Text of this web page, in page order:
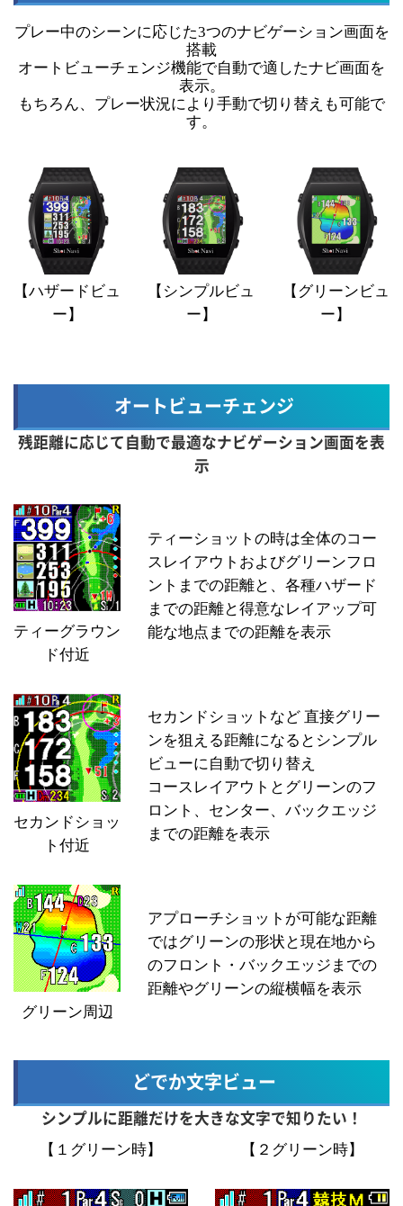
プレー中のシーンに応じた3つのナビゲーション画面を
搭載
オートビューチェンジ機能で自動で適したナビ画面を
表示。
もちろん、プレー状況により手動で切り替えも可能で
す。
【ハザードビュ
ー】
【シンプルビュ
ー】
【グリーンビュ
ー】
オートビューチェンジ
残距離に応じて自動で最適なナビゲーション画面を表
示
ティーグラウン
ド付近
ティーショットの時は全体のコー
スレイアウトおよびグリーンフロ
ントまでの距離と、各種ハザード
までの距離と得意なレイアップ可
能な地点までの距離を表示
セカンドショッ
ト付近
セカンドショットなど 直接グリー
ンを狙える距離になるとシンプル
ビューに自動で切り替え
コースレイアウトとグリーンのフ
ロント、センター、バックエッジ
までの距離を表示
グリーン周辺
アプローチショットが可能な距離
ではグリーンの形状と現在地から
のフロント・バックエッジまでの
距離やグリーンの縦横幅を表示
どでか文字ビュー
シンプルに距離だけを大きな文字で知りたい！
【１グリーン時】 【２グリーン時】